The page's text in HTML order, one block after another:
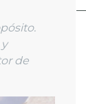
de